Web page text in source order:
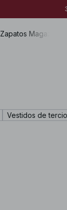
Zapatos Magazine
Vestidos de